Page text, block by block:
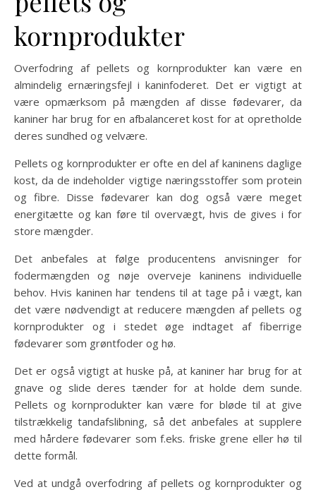
kornprodukter
Overfodring af pellets og kornprodukter kan være en
almindelig ernæringsfejl i kaninfoderet. Det er vigtigt at
være opmærksom på mængden af disse fødevarer, da
kaniner har brug for en afbalanceret kost for at opretholde
deres sundhed og velvære.
Pellets og kornprodukter er ofte en del af kaninens daglige
kost, da de indeholder vigtige næringsstoffer som protein
og fibre. Disse fødevarer kan dog også være meget
energitætte og kan føre til overvægt, hvis de gives i for
store mængder.
Det anbefales at følge producentens anvisninger for
fodermængden og nøje overveje kaninens individuelle
behov. Hvis kaninen har tendens til at tage på i vægt, kan
det være nødvendigt at reducere mængden af pellets og
kornprodukter og i stedet øge indtaget af fiberrige
fødevarer som grøntfoder og hø.
Det er også vigtigt at huske på, at kaniner har brug for at
gnave og slide deres tænder for at holde dem sunde.
Pellets og kornprodukter kan være for bløde til at give
tilstrækkelig tandafslibning, så det anbefales at supplere
med hårdere fødevarer som f.eks. friske grene eller hø til
dette formål.
Ved at undgå overfodring af pellets og kornprodukter og